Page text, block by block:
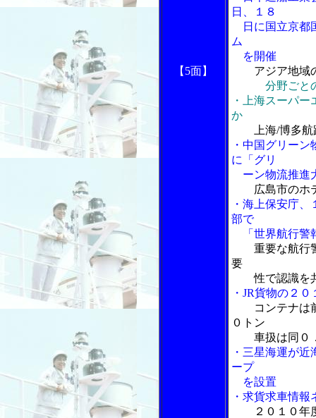
【5面】
日、１８
日に国立京都
ム
を開催
アジア地域
分野ごと
・上海スーパ
か
上海/博多
・中国グリー
に「グリ
ーン物流推進
広島市のホ
・海上保安庁
部で
「世界航行警
重要な航行
要
性で認識を
・JR貨物の２
コンテナは
０トン
車扱は同０．
・三星海運が
ープ
を設置
・求貨求車情
２０１０年